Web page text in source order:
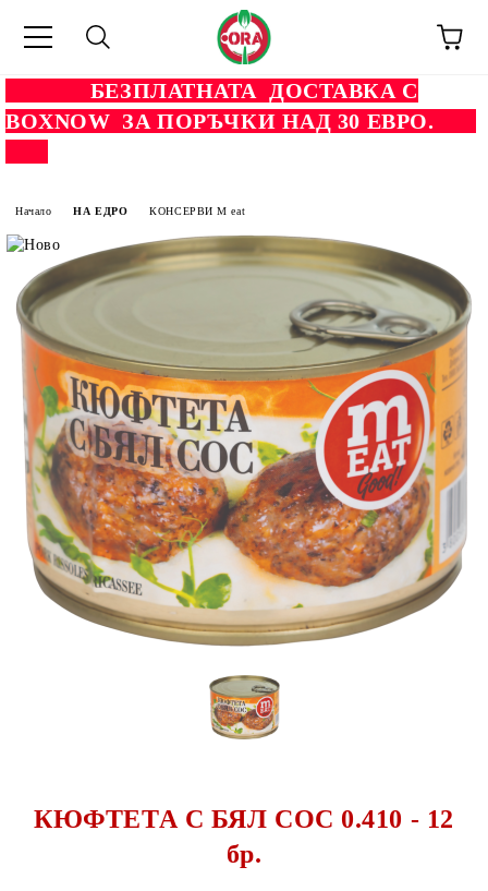
БЕЗПЛАТНАТА ДОСТАВКА С
BOXNOW ЗА ПОРЪЧКИ НАД 30 ЕВРО.
Начало НА ЕДРО КОНСЕРВИ M eat
КЮФТЕТА С БЯЛ СОС 0.410 - 12
бр.